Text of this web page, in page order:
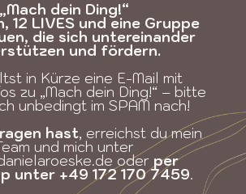
„Mach dein Ding!“
12 LIVES und eine Gruppe
die sich untereinander
und fördern.
in Kürze eine E-Mail mit
zu „Mach dein Ding!“ – bitte
unbedingt im SPAM nach!
hast, erreichst du mein
und mich unter
oder per
unter +49 172 170 7459.